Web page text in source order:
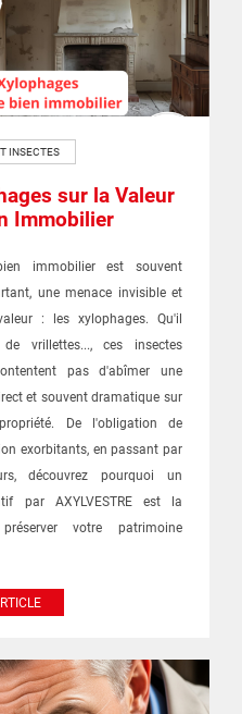
INSECTES
sur la Valeur
Immobilier
immobilier est souvent
une menace invisible et
: les xylophages. Qu'il
vrillettes..., ces insectes
pas d'abîmer une
et souvent dramatique sur
De l'obligation de
exorbitants, en passant par
découvrez pourquoi un
par AXYLVESTRE est la
votre patrimoine